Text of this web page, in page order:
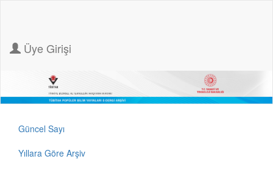
Üye Girişi
Güncel Sayı
Yıllara Göre Arşiv